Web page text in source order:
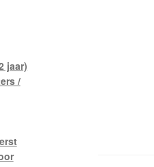
jaar)
/